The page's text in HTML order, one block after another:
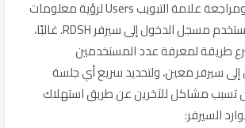
إلى أبعد من ذلك ومراجعة علامة التبويب Users لرؤية معلومات
الحالة حول كل مستخدم مسجل الدخول إلى سيرفر RDSH. غالبًا،
طريقة لمعرفة عدد المستخدمين
سيرفر معين، ولتحديد سريع أي جلسة
مشاكل للآخرين عن طريق استهلاك
السيرفر: